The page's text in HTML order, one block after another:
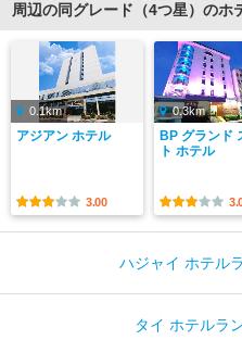
周辺の同グレード（4つ星）のホ
0.1km
アジアン ホテル
3.00
0.3km
BP グランド
ト ホテル
ハジャイ ホテル
タイ ホテルラ